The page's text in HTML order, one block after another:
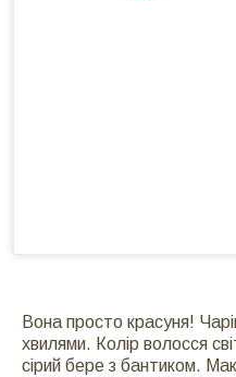
Вона просто красуня!
хвилями. Колір волосся
сірий бере з бантиком.